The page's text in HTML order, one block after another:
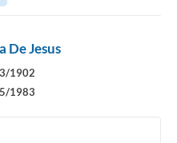
De Jesus
1902
1983